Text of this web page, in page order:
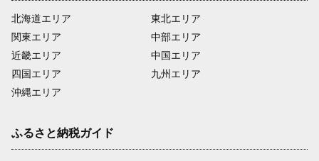
北海道エリア
関東エリア
近畿エリア
四国エリア
沖縄エリア
東北エリア
中部エリア
中国エリア
九州エリア
ふるさと納税ガイド